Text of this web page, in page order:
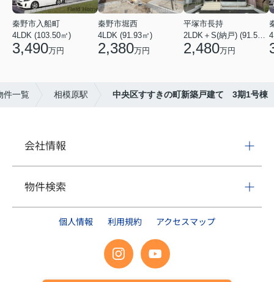
秦野市入船町
4LDK (103.50㎡)
3,490万円
秦野市堀西
4LDK (91.93㎡)
2,380万円
平塚市長持
2LDK＋S(納戸) (91.52㎡)
2,480万円
件一覧 相模原駅 中央区すすきの町新築戸建て 3期1号棟
会社情報
物件検索
個人情報 利用規約 アクセスマップ